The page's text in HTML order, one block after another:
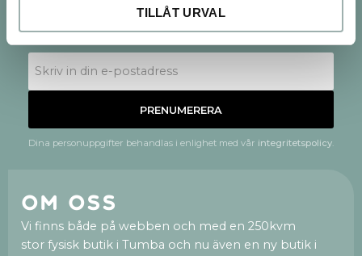
TILLÅT URVAL
Nyhetsbrev
PRENUMERERA
Dina personuppgifter behandlas i enlighet med vår integritetspolicy.
Om oss
Vi finns både på webben och med en 250kvm
stor fysisk butik i Tumba och nu även en ny butik i